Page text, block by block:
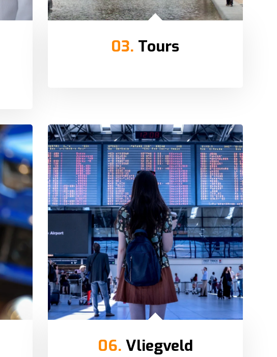
03. Tours
06. Vliegveld